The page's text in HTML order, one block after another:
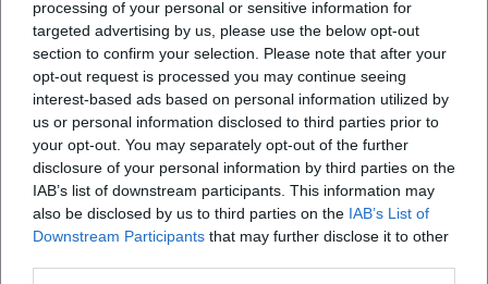
processing of your personal or sensitive information for
targeted advertising by us, please use the below opt-out
section to confirm your selection. Please note that after your
opt-out request is processed you may continue seeing
interest-based ads based on personal information utilized by
us or personal information disclosed to third parties prior to
your opt-out. You may separately opt-out of the further
disclosure of your personal information by third parties on the
IAB’s list of downstream participants. This information may
also be disclosed by us to third parties on the IAB’s List of
Downstream Participants that may further disclose it to other
Map unavailable
Open in Google Maps
Häufig gestellte Fragen